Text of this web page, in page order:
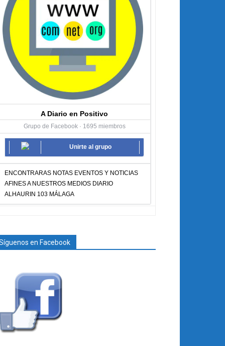
A Diario en Positivo
Grupo de Facebook · 1695 miembros
Unirte al grupo
ENCONTRARAS NOTAS EVENTOS Y NOTICIAS
AFINES A NUESTROS MEDIOS DIARIO
ALHAURIN 103 MÁLAGA
en Facebook